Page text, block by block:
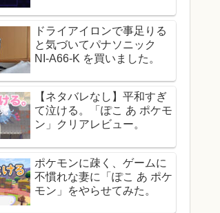
ドライアイロンで事足りる
と気づいてパナソニック
NI-A66-K を買いました。
【ネタバレなし】平和すぎ
て泣ける。「ぽこ あ ポケモ
ン」クリアレビュー。
ポケモンに疎く、ゲームに
不慣れな妻に「ぽこ あ ポケ
モン」をやらせてみた。